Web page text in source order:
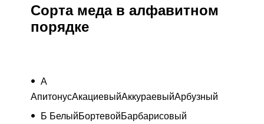
Сорта меда в алфавитном
порядке
А
АпитонусАкациевыйАккураевыйАрбузный
Б БелыйБортевойБарбарисовый